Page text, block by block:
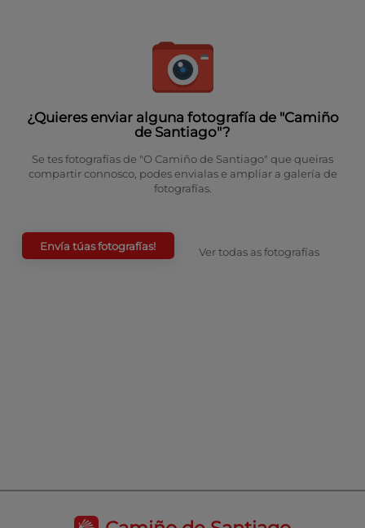
¿Quieres enviar alguna fotografía de "Camiño
de Santiago"?
Se tes fotografías de "O Camiño de Santiago" que queiras
compartir connosco, podes envialas e ampliar a galería de
fotografías.
Envía túas fotografías! Ver todas as fotografías